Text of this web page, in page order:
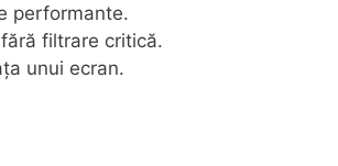
performante.
filtrare critică.
unui ecran.